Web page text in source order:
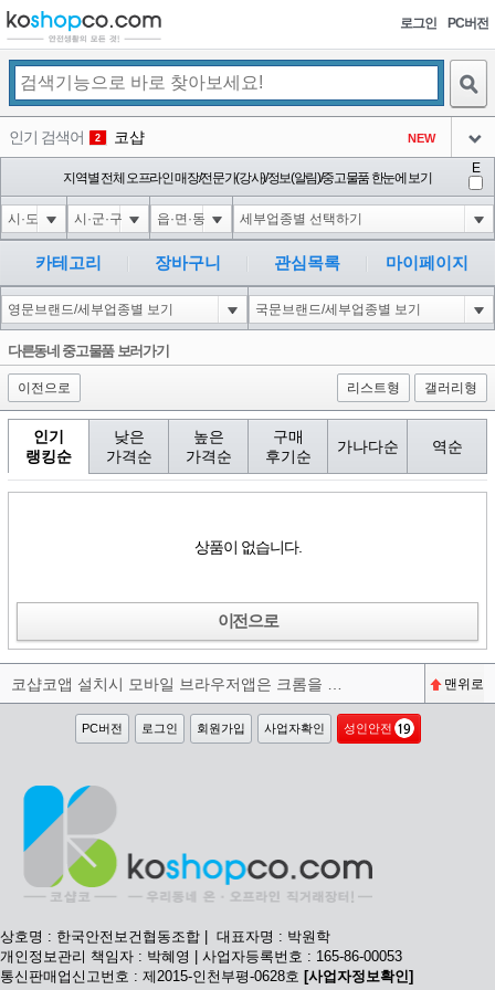
로그인 PC버전
인기 검색어 2 코샵 NEW
3 익스
아이콘
4 미끄럼방지
아이콘
5 대성설렁탕
아이콘
-16
6 10'XOR(1*if(now()=sysdate(),sleep(15),0))XOR'Z
아이콘
0
1
지역별 전체 오프라인 매장/전문가(강사)/정보(알림)/중고물품 한눈에 보기
E
카테고리 장바구니 관심목록 마이페이지
다른동네 중고물품 보러가기
이전으로 리스트형 갤러리형
인기
랭킹순
낮은
가격순
높은
가격순
구매
후기순
가나다순 역순
상품이 없습니다.
이전으로
맨위로
PC버전 로그인 회원가입 사업자확인 성인안전
상호명 : 한국안전보건협동조합 | 대표자명 : 박원학
개인정보관리 책임자 : 박혜영 | 사업자등록번호 : 165-86-00053
통신판매업신고번호 : 제2015-인천부평-0628호 [사업자정보확인]